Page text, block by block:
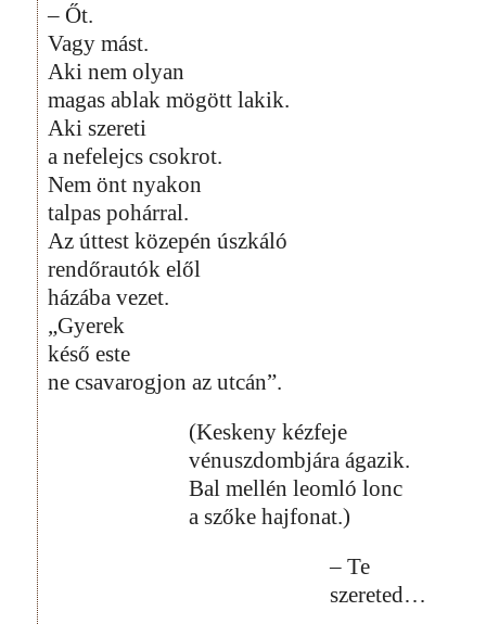
– Őt.
Vagy mást.
Aki nem olyan
magas ablak mögött lakik.
Aki szereti
a nefelejcs csokrot.
Nem önt nyakon
talpas pohárral.
Az úttest közepén úszkáló
rendőrautók elől
házába vezet.
„Gyerek
késő este
ne csavarogjon az utcán”.
(Keskeny kézfeje
vénuszdombjára ágazik.
Bal mellén leomló lonc
a szőke hajfonat.)
– Te
szereted…